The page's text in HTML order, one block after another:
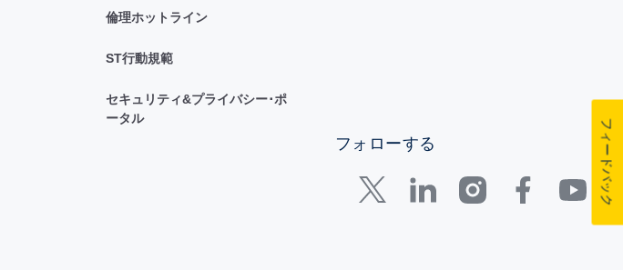
倫理ホットライン
ST行動規範
セキュリティ&プライバシー･ポ
ータル
フォローする フィードバック